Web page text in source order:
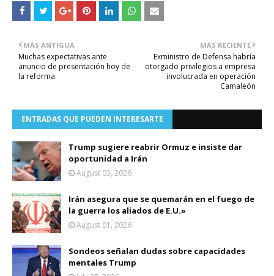
MÁS RECIENTE
Exministro de Defensa habría
otorgado privilegios a empresa
involucrada en operación
Camaleón
MÁS ANTIGUA
Muchas expectativas ante
anuncio de presentación hoy de
la reforma
ENTRADAS QUE PUEDEN INTERESARTE
Trump sugiere reabrir Ormuz e insiste dar
oportunidad a Irán
August 03, 2026
Irán asegura que se quemarán en el fuego de
la guerra los aliados de E.U.»
August 01, 2026
Sondeos señalan dudas sobre capacidades
mentales Trump